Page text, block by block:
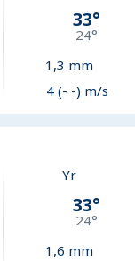
33°
24°
1,3 mm
4 (- -) m/s
Yr
33°
24°
1,6 mm